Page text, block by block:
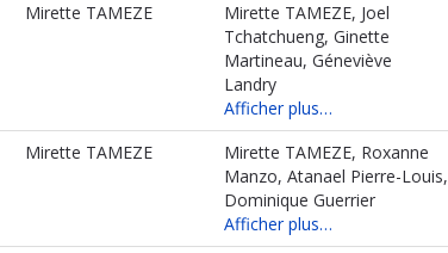
Mirette TAMEZE
Mirette TAMEZE, Joel
Tchatchueng, Ginette
Martineau, Géneviève
Landry
Afficher plus…
Mirette TAMEZE
Mirette TAMEZE, Roxanne
Manzo, Atanael Pierre-Louis,
Dominique Guerrier
Afficher plus…